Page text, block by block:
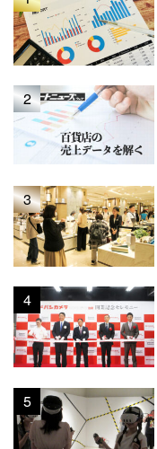
2
3
4
5